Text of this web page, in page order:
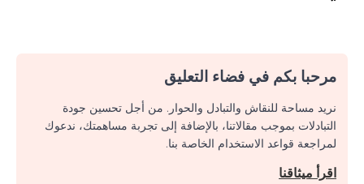
مرحبا بكم في فضاء التعليق
نريد مساحة للنقاش والتبادل والحوار. من أجل تحسين جودة
التبادلات بموجب مقالاتنا، بالإضافة إلى تجربة مساهمتك، ندعوك
لمراجعة قواعد الاستخدام الخاصة بنا.
اقرأ ميثاقنا